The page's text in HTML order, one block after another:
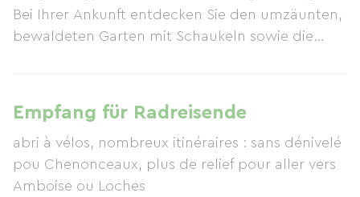
Bei Ihrer Ankunft entdecken Sie den umzäunten,
bewaldeten Garten mit Schaukeln sowie die
für Sie pflegt. Dieses 3-Sterne-Ferienhaus bietet
Platz für bis zu fünf Personen (1 Doppelbett, 3
Einzelbetten, 1 Kinderbett und Hochstuhl) und ist
ausgestattet mit Kühl-/Gefrierkombination,
Induktionskochfeld, Multifunktions-Mikrowelle,
Empfang für Radreisende
abri à vélos, nombreux itinéraires : sans dénivelé
pou Chenonceaux, plus de relief pour aller vers
Amboise ou Loches